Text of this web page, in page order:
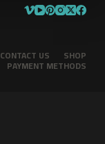
SHOP
CONTACT US
PAYMENT METHODS